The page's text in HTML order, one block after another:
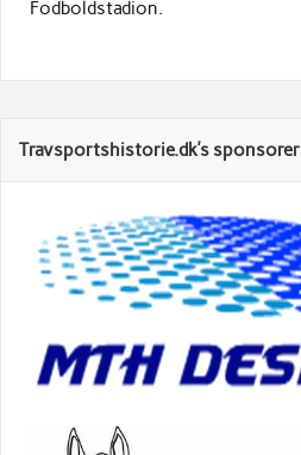
Fodboldstadion.
Travsportshistorie.dk’s sponsorer